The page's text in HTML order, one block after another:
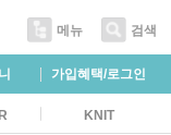
메뉴 검색
가입혜택/로그인
KNIT